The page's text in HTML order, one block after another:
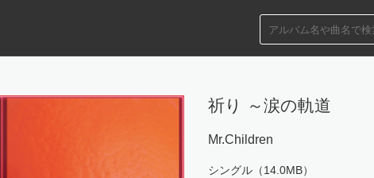
祈り ～涙の軌道
Mr.Children
シングル（14.0MB）